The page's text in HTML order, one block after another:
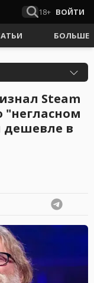
18+ ВОЙТИ
БОЛЬШЕ
Steam
"негласном
дешевле в